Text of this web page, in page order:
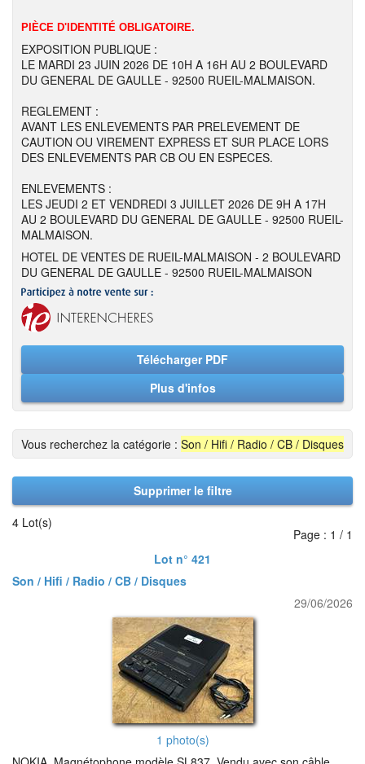
PIÈCE D'IDENTITÉ OBLIGATOIRE.
EXPOSITION PUBLIQUE :
LE MARDI 23 JUIN 2026 DE 10H A 16H AU 2 BOULEVARD
DU GENERAL DE GAULLE - 92500 RUEIL-MALMAISON.
REGLEMENT :
AVANT LES ENLEVEMENTS PAR PRELEVEMENT DE
CAUTION OU VIREMENT EXPRESS ET SUR PLACE LORS
DES ENLEVEMENTS PAR CB OU EN ESPECES.
ENLEVEMENTS :
LES JEUDI 2 ET VENDREDI 3 JUILLET 2026 DE 9H A 17H
AU 2 BOULEVARD DU GENERAL DE GAULLE - 92500 RUEIL-
MALMAISON.
HOTEL DE VENTES DE RUEIL-MALMAISON - 2 BOULEVARD
DU GENERAL DE GAULLE - 92500 RUEIL-MALMAISON
Télécharger PDF
Plus d'infos
Vous recherchez la catégorie : Son / Hifi / Radio / CB / Disques
Supprimer le filtre
4 Lot(s)
Page : 1 / 1
Lot n° 421
Son / Hifi / Radio / CB / Disques
29/06/2026
1 photo(s)